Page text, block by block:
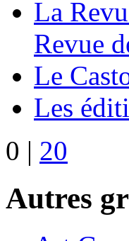
La
Revue
Le
Les
0 | 20
Autres